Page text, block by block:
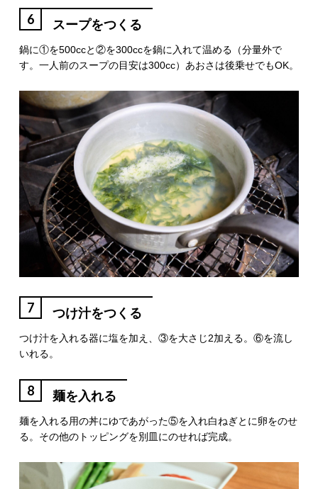
6 スープをつくる
鍋に①を500ccと②を300ccを鍋に入れて温める（分量外で
す。一人前のスープの目安は300cc）あおさは後乗せでもOK。
7 つけ汁をつくる
つけ汁を入れる器に塩を加え、③を大さじ2加える。⑥を流し
いれる。
8 麺を入れる
麺を入れる用の丼にゆであがった⑤を入れ白ねぎとに卵をのせ
る。その他のトッピングを別皿にのせれば完成。